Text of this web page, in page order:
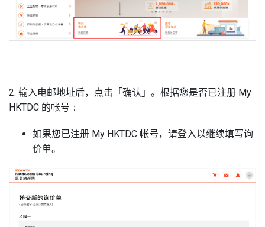
2. 输入电邮地址后，点击「确认」。根据您是否已注册 My
HKTDC 的帐号 ：
如果您已注册 My HKTDC 帐号，请登入以继续填写询
价单。